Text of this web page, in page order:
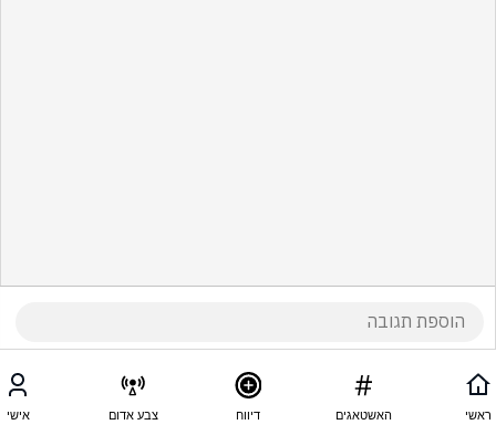
ראשי האשטאגים דיווח צבע אדום אישי